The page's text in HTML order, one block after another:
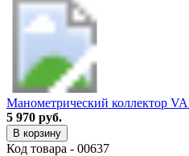
Манометрический коллектор
5 970 руб.
В корзину
Код товара - 00637